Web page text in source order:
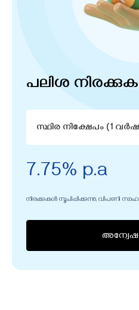
പലിശ
സ്ഥിര നിക്ഷേപം (1
7.75% p.a
നിരക്കുകൾ സൂചിപ്പിക്കുന്നു, വിപണി